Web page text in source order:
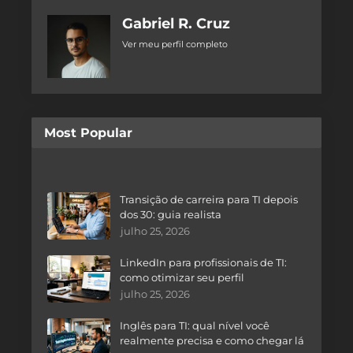
Gabriel R. Cruz
Ver meu perfil completo
Most Popular
Transição de carreira para TI depois
dos 30: guia realista
julho 25, 2026
LinkedIn para profissionais de TI:
como otimizar seu perfil
julho 25, 2026
Inglês para TI: qual nível você
realmente precisa e como chegar lá